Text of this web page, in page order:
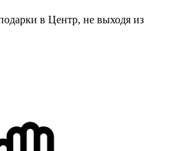
в Центр, не выходя из